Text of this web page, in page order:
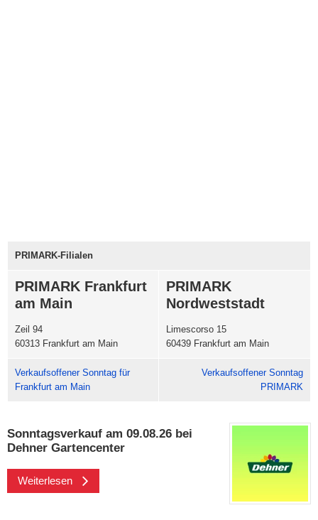
PRIMARK-Filialen
PRIMARK Frankfurt
am Main
Zeil 94
60313 Frankfurt am Main
PRIMARK
Nordweststadt
Limescorso 15
60439 Frankfurt am Main
Verkaufsoffener Sonntag für
Frankfurt am Main
Verkaufsoffener Sonntag
PRIMARK
Sonntagsverkauf am 09.08.26 bei
Dehner Gartencenter
Weiterlesen